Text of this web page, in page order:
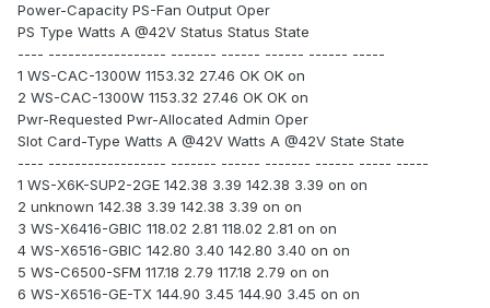
Power-Capacity PS-Fan Output Oper
PS Type Watts A @42V Status Status State
---- ------------------ ------- ------ ------ ------ -----
1 WS-CAC-1300W 1153.32 27.46 OK OK on
2 WS-CAC-1300W 1153.32 27.46 OK OK on
Pwr-Requested Pwr-Allocated Admin Oper
Slot Card-Type Watts A @42V Watts A @42V State State
---- ------------------ ------- ------ ------- ------ ----- -----
1 WS-X6K-SUP2-2GE 142.38 3.39 142.38 3.39 on on
2 unknown 142.38 3.39 142.38 3.39 on on
3 WS-X6416-GBIC 118.02 2.81 118.02 2.81 on on
4 WS-X6516-GBIC 142.80 3.40 142.80 3.40 on on
5 WS-C6500-SFM 117.18 2.79 117.18 2.79 on on
6 WS-X6516-GE-TX 144.90 3.45 144.90 3.45 on on